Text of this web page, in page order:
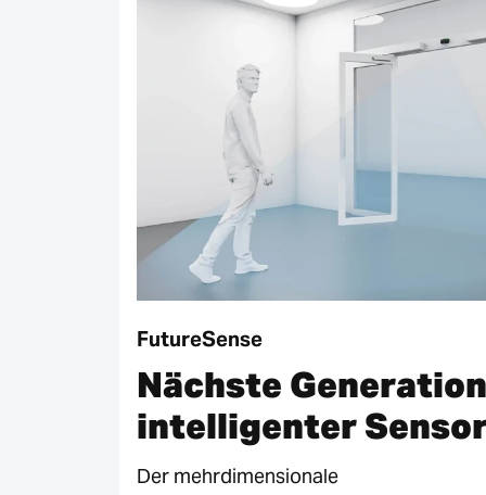
FutureSense
Nächste Generation
intelligenter
Der mehrdimensionale